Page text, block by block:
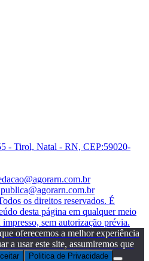
- Tirol, Natal - RN, CEP:59020-
publica@agorarn.com.br
os direitos reservados. É
desta página em qualquer meio
sem autorização prévia.
oferecemos a melhor experiência
a usar este site, assumiremos que
Politica de Privacidade